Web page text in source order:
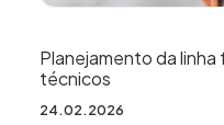
Planejamento da
técnicos
24.02.2026